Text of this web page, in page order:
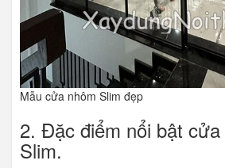
Mẫu cửa nhôm Slim đẹp
2. Đặc điểm nổi bật cửa
Slim.